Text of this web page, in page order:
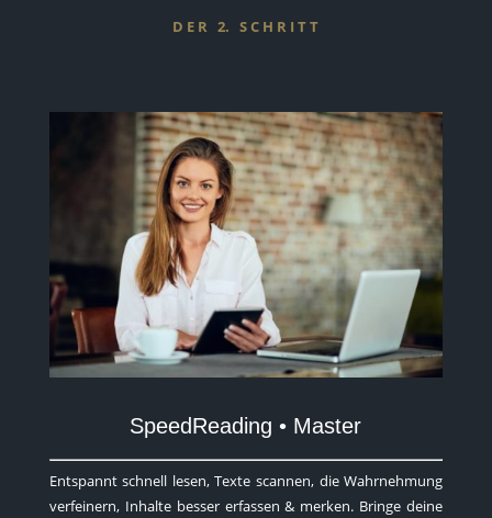
D E R 2. S C H R I T T
SpeedReading • Master
Entspannt schnell lesen, Texte scannen, die Wahrnehmung
verfeinern, Inhalte besser erfassen & merken. Bringe deine